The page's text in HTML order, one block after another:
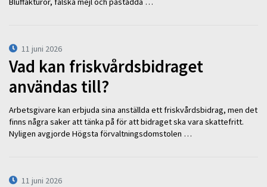
11 juni 2026
Vad kan friskvårdsbidraget
användas till?
Arbetsgivare kan erbjuda sina anställda ett friskvårdsbidrag, men det
finns några saker att tänka på för att bidraget ska vara skattefritt.
Nyligen avgjorde Högsta förvaltningsdomstolen …
11 juni 2026